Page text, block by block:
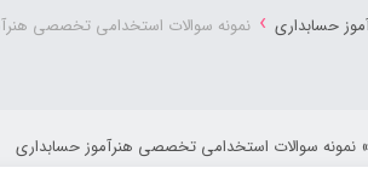
حسابداری › نمونه سوالات استخدامی تخصصی
»نمونه سوالات استخدامی تخصصی هنرآموز حسابداری